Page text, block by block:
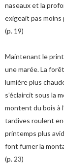
naseaux et la
exigeait pas moins
(p. 19)
Maintenant le
une marée. La
lumière plus
s’éclaircit sous la
montent du bois à
tardives roulent
printemps plus
font fumer la
(p. 23)